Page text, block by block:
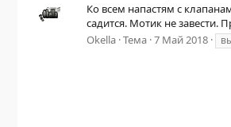
Ко всем напастям с
садится. Мотик не завести.
Okella Тема 7 Май 2018